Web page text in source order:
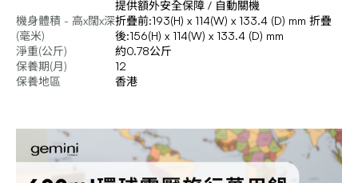
提供額外安全保障 / 自動關機
機身體積 - 高x闊x深
(毫米)
折疊前:193(H) x 114(W) x 133.4 (D) mm 折疊
後:156(H) x 114(W) x 133.4 (D) mm
淨重(公斤)
約0.78公斤
保養期(月)
12
保養地區
香港